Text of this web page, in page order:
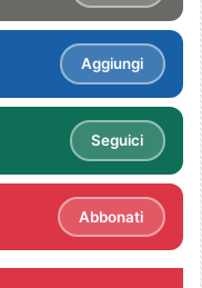
Aggiungi
Seguici
Abbonati